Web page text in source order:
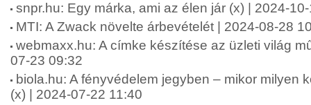
snpr.hu: Egy márka, ami az élen jár (x) | 2024-
MTI: A Zwack növelte árbevételét | 2024-08-28
webmaxx.hu: A címke készítése az üzleti világ
07-23 09:32
biola.hu: A fényvédelem jegyben – mikor milyen
(x) | 2024-07-22 11:40